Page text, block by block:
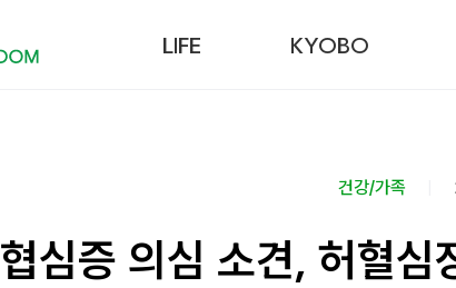
LIFE KYOBO
건강/가족
협심증 의심 소견, 허혈심